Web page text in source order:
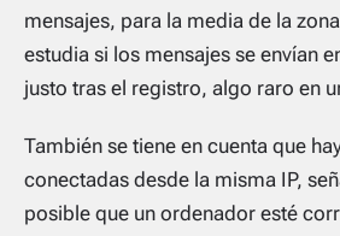
mensajes, para la media de la
estudia si los mensajes se envían
justo tras el registro, algo raro en
También se tiene en cuenta que
conectadas desde la misma IP,
posible que un ordenador esté